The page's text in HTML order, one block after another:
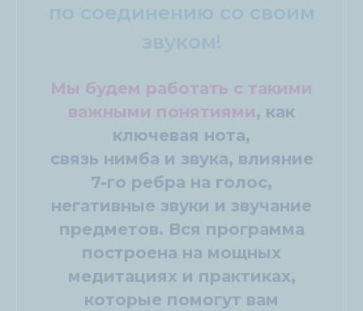
по соединению со своим
звуком!
Мы будем работать с такими
важными понятиями, как
ключевая нота,
связь нимба и звука, влияние
7-го ребра на голос,
негативные звуки и звучание
предметов. Вся программа
построена на мощных
медитациях и практиках,
которые помогут вам